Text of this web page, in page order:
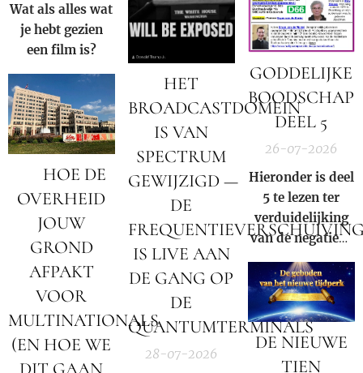
Wat als alles wat
je hebt gezien
een film is?
zwijgen!
🚨 HOE DE
OVERHEID
JOUW
GROND
AFPAKT
VOOR
MULTINATIONALS
(EN HOE WE
DIT GAAN
HET
BROADCASTDOMEIN
IS VAN
SPECTRUM
GEWIJZIGD —
DE
IS LIVE AAN
DE GANG OP
DE
QUANTUMTERMINALS
28-07-2026
wereld.
GODDELIJKE
BOODSCHAP
DEEL 5
26-07-2026
Hieronder is deel
5 te lezen ter
verduidelijking
van de negatieve
rol en
samenzwering in
woord en beeld
van de Rooms-
Katholieke kerk
binnen onze
DE NIEUWE
TIEN